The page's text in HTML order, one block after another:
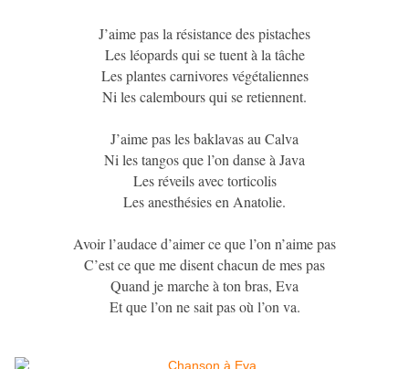
J’aime pas la résistance des pistaches
Les léopards qui se tuent à la tâche
Les plantes carnivores végétaliennes
Ni les calembours qui se retiennent.
J’aime pas les baklavas au Calva
Ni les tangos que l’on danse à Java
Les réveils avec torticolis
Les anesthésies en Anatolie.
Avoir l’audace d’aimer ce que l’on n’aime pas
C’est ce que me disent chacun de mes pas
Quand je marche à ton bras, Eva
Et que l’on ne sait pas où l’on va.